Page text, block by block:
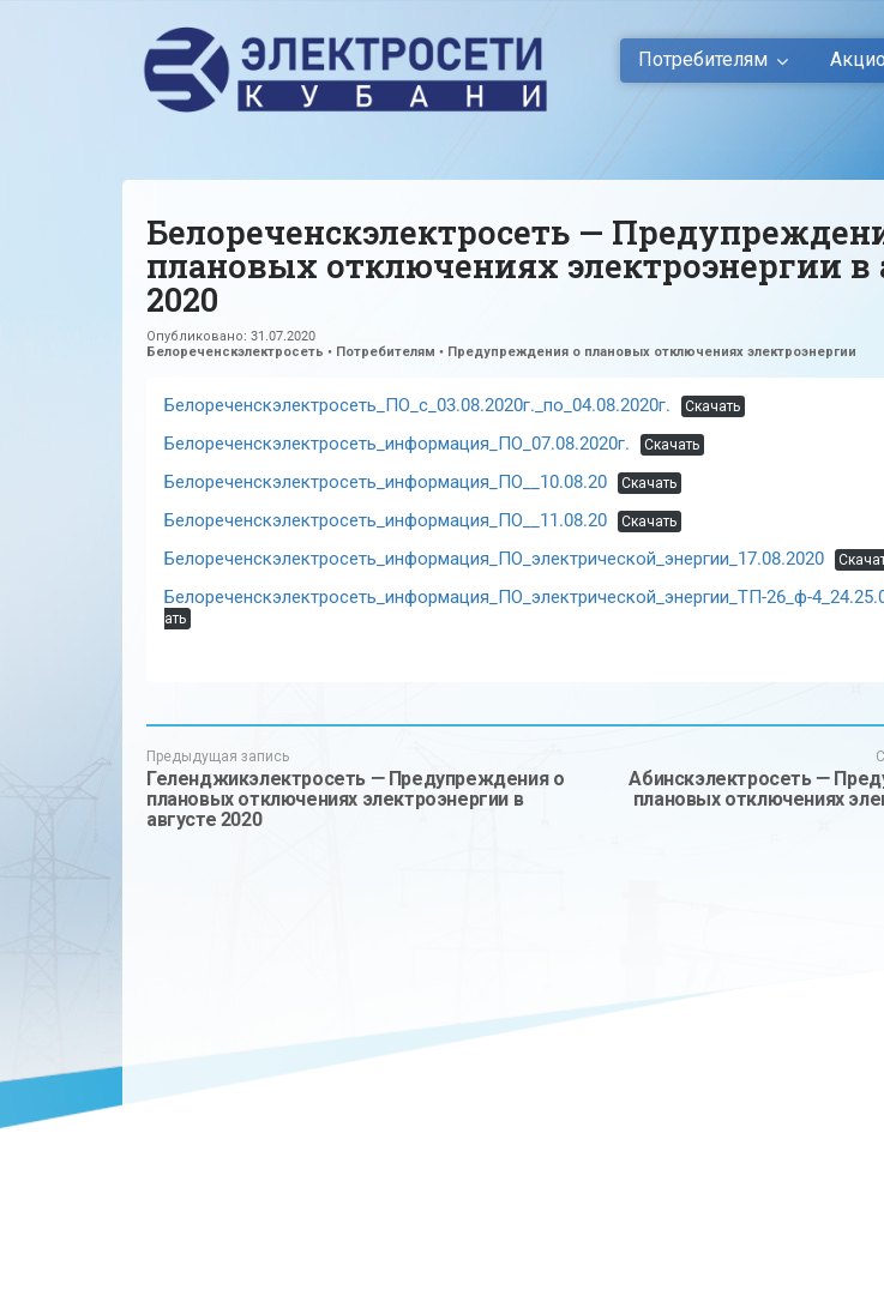
Потребителям
Белореченскэлектросеть —
плановых отключениях электроэнергии в
2020
Опубликовано: 31.07.2020
Белореченскэлектросеть • Потребителям • Предупреждения о плановых отключениях электроэнергии
Белореченскэлектросеть_ПО_с_03.08.2020г._по_04.08.2020г. Скачать
Белореченскэлектросеть_информация_ПО_07.08.2020г. Скачать
Белореченскэлектросеть_информация_ПО__10.08.20 Скачать
Белореченскэлектросеть_информация_ПО__11.08.20 Скачать
Белореченскэлектросеть_информация_ПО_электрической_энергии_17.08.2020
Белореченскэлектросеть_информация_ПО_электрической_энергии_ТП-26_ф-
ать
Предыдущая запись
Геленджикэлектросеть — Предупреждения о
плановых отключениях электроэнергии в
августе 2020
Абинскэлектросеть —
плановых отключениях